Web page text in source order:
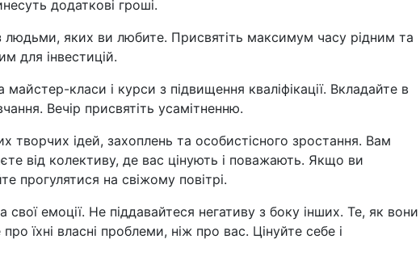
додаткові гроші.
людьми, яких ви любите. Присвятіть максимум часу рідним та
для інвестицій.
класи і курси з підвищення кваліфікації. Вкладайте в
Вечір присвятіть усамітненню.
творчих ідей, захоплень та особистісного зростання. Вам
від колективу, де вас цінують і поважають. Якщо ви
прогулятися на свіжому повітрі.
емоції. Не піддавайтеся негативу з боку інших. Те, як вони
їхні власні проблеми, ніж про вас. Цінуйте себе і